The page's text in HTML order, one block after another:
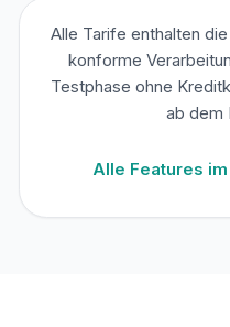
Alle Tarife enthalten
konforme
Testphase ohne
ab dem
Alle Features